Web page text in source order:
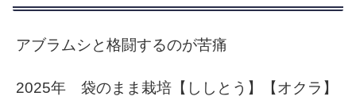
アブラムシと格闘するのが苦痛
2025年 袋のまま栽培【ししとう】【オクラ】